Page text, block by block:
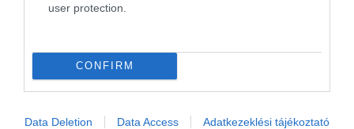
user protection.
CONFIRM
Data Deletion Data Access Adatkezeklési tájékoztató
NÉZZ KÖRBE TÉMÁK SZERINT!
AJÁNLÓ AUSZTRIA